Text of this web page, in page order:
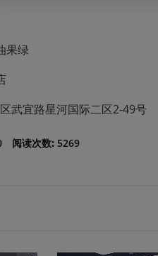
果绿
武宜路星河国际二区2-49号
阅读次数:5269